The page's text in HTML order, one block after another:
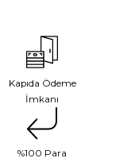
Kapıda Ödeme
İmkanı
%100 Para